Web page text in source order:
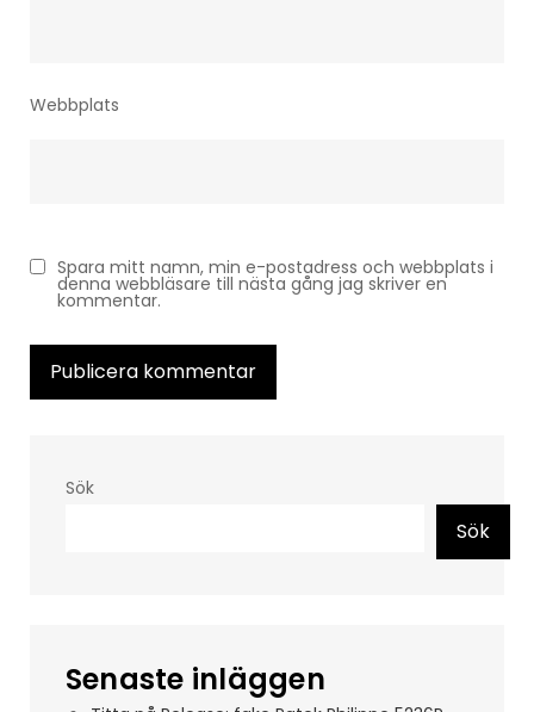
Webbplats
Spara mitt namn, min e-postadress och webbplats i
denna webbläsare till nästa gång jag skriver en
kommentar.
Sök
Sök
Senaste inläggen